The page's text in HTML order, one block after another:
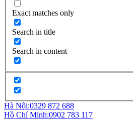
Exact matches only
Search in title
Search in content
Hà Nội:0329 872 688
Hồ Chí Minh:0902 783 117